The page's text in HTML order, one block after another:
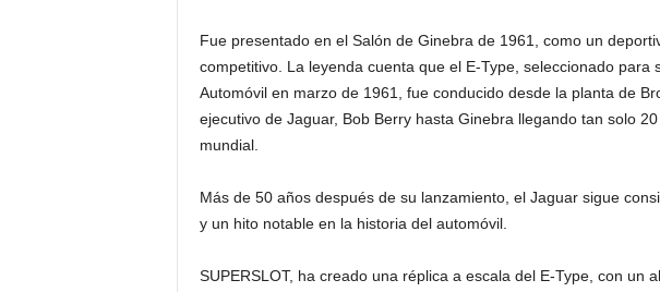
Fue presentado en el Salón de Ginebra de 1961, como un
competitivo. La leyenda cuenta que el E-Type, seleccionado para
Automóvil en marzo de 1961, fue conducido desde la planta de
ejecutivo de Jaguar, Bob Berry hasta Ginebra llegando tan solo
mundial.
Más de 50 años después de su lanzamiento, el Jaguar sigue
y un hito notable en la historia del automóvil.
SUPERSLOT, ha creado una réplica a escala del E-Type, con un